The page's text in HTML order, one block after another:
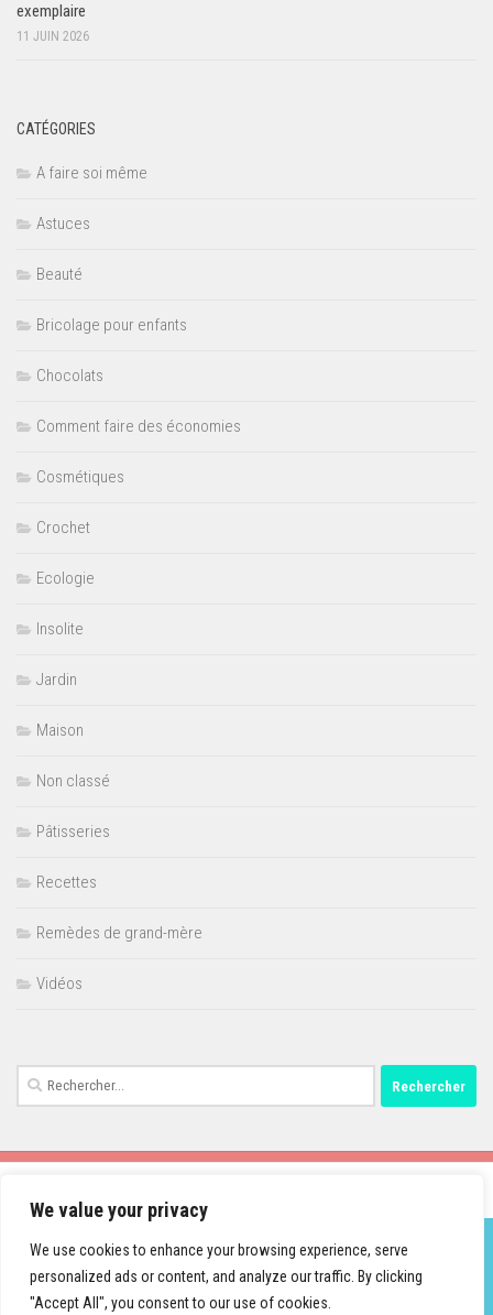
We value your privacy
We use cookies to enhance your browsing experience, serve
personalized ads or content, and analyze our traffic. By clicking
"Accept All", you consent to our use of cookies.
exemplaire
11 JUIN 2026
CATÉGORIES
A faire soi même
Astuces
Beauté
Bricolage pour enfants
Chocolats
Comment faire des économies
Cosmétiques
Crochet
Ecologie
Insolite
Jardin
Maison
Non classé
Pâtisseries
Recettes
Remèdes de grand-mère
Vidéos
Rechercher :
Fièrement propulsé par - Conçu par